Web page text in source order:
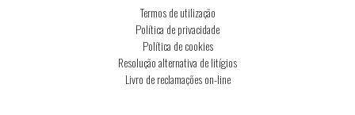
Termos de utilização
Política de privacidade
Política de cookies
Resolução alternativa de litígios
Livro de reclamações on-line